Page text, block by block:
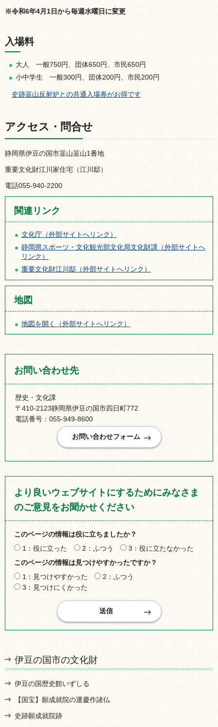
※令和6年4月1日から毎週水曜日に変更
入場料
大人 一般750円、団体650円、市民650円
小中学生
一般300円、団体200円、市民200円
史跡韮山反射炉との共通入場券がお得です
アクセス・問合せ
静岡県伊豆の国市韮山韮山1番地
重要文化財江川家住宅（江川邸）
電話055-940-2200
関連リンク
文化庁（外部サイトへリンク）
静岡県スポーツ・文化観光部文化局文化財課（外部サイトへ
リンク）
重要文化財江川邸（外部サイトへリンク）
地図
地図を開く（外部サイトへリンク）
お問い合わせ先
歴史・文化課
〒410-2123静岡県伊豆の国市四日町772
電話番号：055-949-8600
より良いウェブサイトにするためにみなさま
のご意見をお聞かせください
このページの情報は役に立ちましたか？
1：役に立った
2：ふつう
3：役に立たなかった
このページの情報は見つけやすかったですか？
1：見つけやすかった
2：ふつう
3：見つけにくかった
伊豆の国市の文化財
伊豆の国歴史館いずしる
【国宝】願成就院の運慶作諸仏
史跡願成就院跡